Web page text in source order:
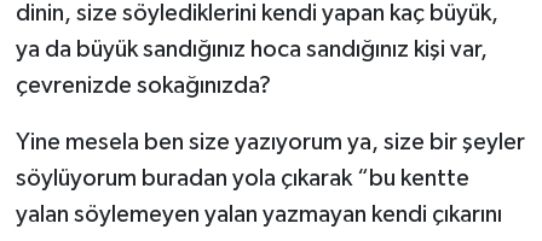
dinin, size söylediklerini kendi yapan kaç büyük,
ya da büyük sandığınız hoca sandığınız kişi var,
çevrenizde sokağınızda?
Yine mesela ben size yazıyorum ya, size bir şeyler
söylüyorum buradan yola çıkarak “bu kentte
yalan söylemeyen yalan yazmayan kendi çıkarını